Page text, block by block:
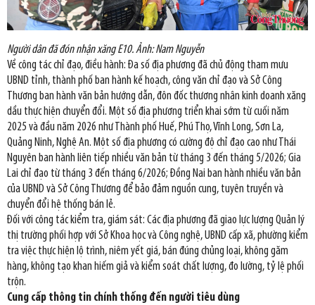
Người dân đã đón nhận xăng E10. Ảnh: Nam Nguyễn
Về công tác chỉ đạo, điều hành: Đa số địa phương đã chủ động tham mưu
UBND tỉnh, thành phố ban hành kế hoạch, công văn chỉ đạo và Sở Công
Thương ban hành văn bản hướng dẫn, đôn đốc thương nhân kinh doanh xăng
dầu thực hiện chuyển đổi. Một số địa phương triển khai sớm từ cuối năm
2025 và đầu năm 2026 như Thành phố Huế, Phú Thọ, Vĩnh Long, Sơn La,
Quảng Ninh, Nghệ An. Một số địa phương có cường độ chỉ đạo cao như Thái
Nguyên ban hành liên tiếp nhiều văn bản từ tháng 3 đến tháng 5/2026; Gia
Lai chỉ đạo từ tháng 3 đến tháng 6/2026; Đồng Nai ban hành nhiều văn bản
của UBND và Sở Công Thương để bảo đảm nguồn cung, tuyên truyền và
chuyển đổi hệ thống bán lẻ.
Đối với công tác kiểm tra, giám sát: Các địa phương đã giao lực lượng Quản lý
thị trường phối hợp với Sở Khoa học và Công nghệ, UBND cấp xã, phường kiểm
tra việc thực hiện lộ trình, niêm yết giá, bán đúng chủng loại, không găm
hàng, không tạo khan hiếm giả và kiểm soát chất lượng, đo lường, tỷ lệ phối
trộn.
Cung cấp thông tin chính thống đến người tiêu dùng